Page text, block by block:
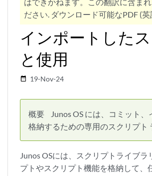
ださい. ダウンロード可能なPDF (
インポートした
と使用
date_range 19-Nov-24
概要
Junos OS には、コミット
格納するための専用のスクリプト
Junos OSには、スクリプトライブ
プトやスクリプト機能を格納して、